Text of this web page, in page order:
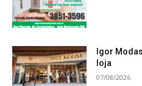
Igor
loja
07/08/2026